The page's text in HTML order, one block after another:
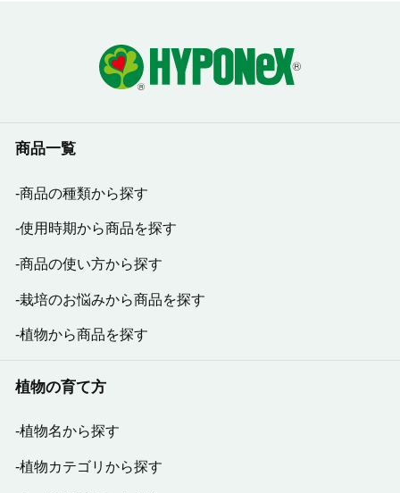
商品一覧
商品の種類から探す
使用時期から商品を探す
商品の使い方から探す
栽培のお悩みから商品を探す
植物から商品を探す
植物の育て方
植物名から探す
植物カテゴリから探す